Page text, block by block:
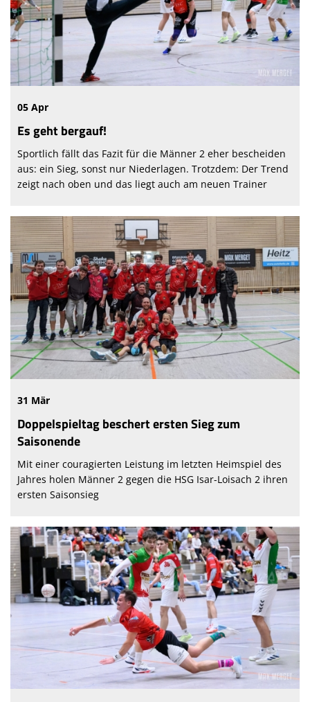
05 Apr
Es geht bergauf!
Sportlich fällt das Fazit für die Männer 2 eher bescheiden
aus: ein Sieg, sonst nur Niederlagen. Trotzdem: Der Trend
zeigt nach oben und das liegt auch am neuen Trainer
31 Mär
Doppelspieltag beschert ersten Sieg zum
Saisonende
Mit einer couragierten Leistung im letzten Heimspiel des
Jahres holen Männer 2 gegen die HSG Isar-Loisach 2 ihren
ersten Saisonsieg